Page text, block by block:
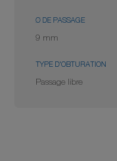
Ø DE PASSAGE
9 mm
TYPE D'OBTURATION
Passage libre